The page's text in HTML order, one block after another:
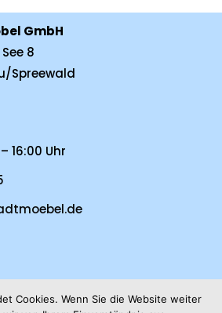
GmbH
8
Spreewald
16:00 Uhr
Cookies. Wenn Sie die Website weiter